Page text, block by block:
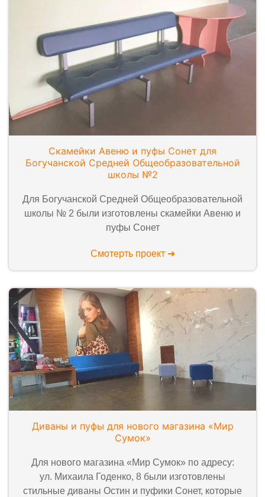
Скамейки Авеню и пуфы Сонет для
Богучанской Средней Общеобразовательной
школы №2
Для Богучанской Средней Общеобразовательной
школы № 2 были изготовлены скамейки Авеню и
пуфы Сонет
Смотерть проект ➜
Диваны и пуфы для нового магазина «Мир
Сумок»
Для нового магазина «Мир Сумок» по адресу:
ул. Михаила Годенко, 8 были изготовлены
стильные диваны Остин и пуфики Сонет, которые